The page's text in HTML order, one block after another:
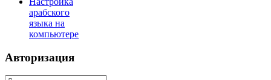
арабского
языка на
компьютере
Авторизация